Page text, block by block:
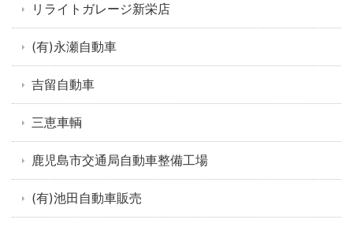
リライトガレージ新栄店
(有)永瀬自動車
吉留自動車
三恵車輌
鹿児島市交通局自動車整備工場
(有)池田自動車販売